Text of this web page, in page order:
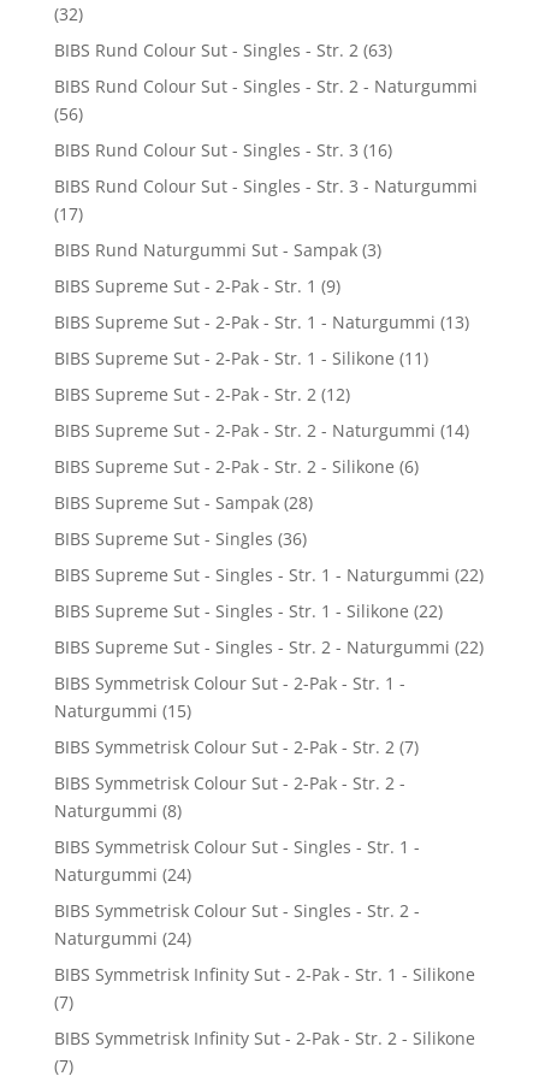
(32)
BIBS Rund Colour Sut - Singles - Str. 2 (63)
BIBS Rund Colour Sut - Singles - Str. 2 - Naturgummi
(56)
BIBS Rund Colour Sut - Singles - Str. 3 (16)
BIBS Rund Colour Sut - Singles - Str. 3 - Naturgummi
(17)
BIBS Rund Naturgummi Sut - Sampak (3)
BIBS Supreme Sut - 2-Pak - Str. 1 (9)
BIBS Supreme Sut - 2-Pak - Str. 1 - Naturgummi (13)
BIBS Supreme Sut - 2-Pak - Str. 1 - Silikone (11)
BIBS Supreme Sut - 2-Pak - Str. 2 (12)
BIBS Supreme Sut - 2-Pak - Str. 2 - Naturgummi (14)
BIBS Supreme Sut - 2-Pak - Str. 2 - Silikone (6)
BIBS Supreme Sut - Sampak (28)
BIBS Supreme Sut - Singles (36)
BIBS Supreme Sut - Singles - Str. 1 - Naturgummi (22)
BIBS Supreme Sut - Singles - Str. 1 - Silikone (22)
BIBS Supreme Sut - Singles - Str. 2 - Naturgummi (22)
BIBS Symmetrisk Colour Sut - 2-Pak - Str. 1 -
Naturgummi (15)
BIBS Symmetrisk Colour Sut - 2-Pak - Str. 2 (7)
BIBS Symmetrisk Colour Sut - 2-Pak - Str. 2 -
Naturgummi (8)
BIBS Symmetrisk Colour Sut - Singles - Str. 1 -
Naturgummi (24)
BIBS Symmetrisk Colour Sut - Singles - Str. 2 -
Naturgummi (24)
BIBS Symmetrisk Infinity Sut - 2-Pak - Str. 1 - Silikone
(7)
BIBS Symmetrisk Infinity Sut - 2-Pak - Str. 2 - Silikone
(7)